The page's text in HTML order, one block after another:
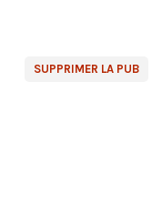
SUPPRIMER LA PUB